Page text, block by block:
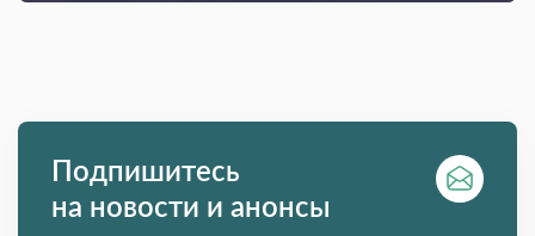
Подпишитесь
на новости и анонсы